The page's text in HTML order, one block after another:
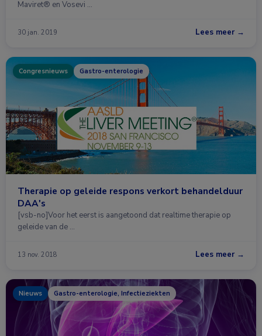
Maviret® en Vosevi …
30 jan. 2019 Lees meer →
Congresnieuws Gastro-enterologie
Therapie op geleide respons verkort behandelduur
DAA's
[vsb-no]Voor het eerst is aangetoond dat realtime therapie op
geleide van de …
13 nov. 2018 Lees meer →
Nieuws Gastro-enterologie, Infectieziekten